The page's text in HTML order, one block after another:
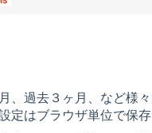
、過去３ヶ月、など様
定はブラウザ単位で保存